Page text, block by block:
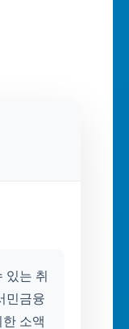
있는 취
민금융
소액